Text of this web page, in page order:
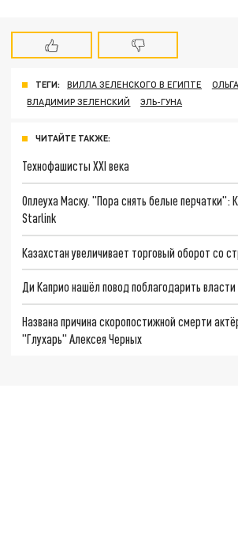
ТЕГИ: ВИЛЛА ЗЕЛЕНСКОГО В ЕГИПТЕ
ВЛАДИМИР ЗЕЛЕНСКИЙ
ЭЛЬ-ГУНА
ЧИТАЙТЕ ТАКЖЕ:
Технофашисты XXI века
Оплеуха Маску. "Пора снять белые перчатки":
Starlink
Казахстан увеличивает торговый оборот со
Ди Каприо нашёл повод поблагодарить власти
Названа причина скоропостижной смерти
"Глухарь" Алексея Черных